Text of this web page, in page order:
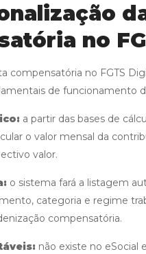
no
compensatória no FGTS
de funcionamento
a partir das bases de
o valor mensal da
valor.
o sistema fará a listagem
categoria e regime
compensatória.
não existe no eSocial